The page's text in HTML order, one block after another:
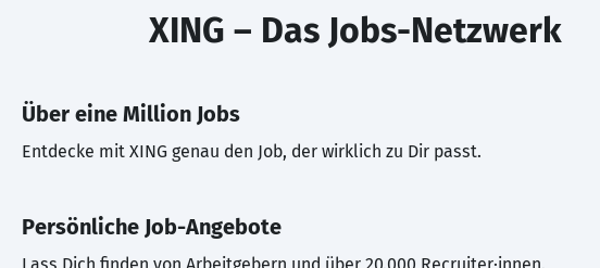
XING – Das Jobs-Netzwerk
Über eine Million Jobs
Entdecke mit XING genau den Job, der wirklich zu Dir passt.
Persönliche Job-Angebote